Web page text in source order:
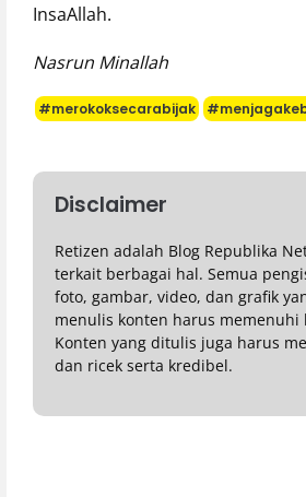
InsaAllah.
Nasrun Minallah
#merokoksecarabijak
Disclaimer
Retizen adalah Blog Republika
terkait berbagai hal. Semua
foto, gambar, video, dan grafik
menulis konten harus memenuhi
Konten yang ditulis juga harus
dan ricek serta kredibel.